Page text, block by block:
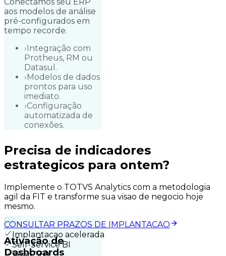
aos modelos de análise
pré-configurados em
tempo recorde.
› Integração com
Protheus, RM ou
Datasul.
› Modelos de dados
prontos para uso
imediato.
›Configuração
automatizada de
conexões.
02
Ativação de
Dashboards
Precisa de indicadores
estrategicos para ontem?
Implemente o TOTVS Analytics com a metodologia
agil da FIT e transforme sua visao de negocio hoje
mesmo.
CONSULTAR PRAZOS DE IMPLANTACAO
Implantacao acelerada
Self-Service BI